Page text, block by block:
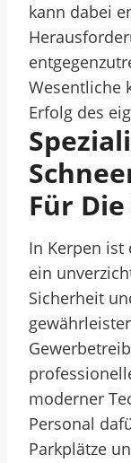
kann dabei
Wesentliche
Erfolg des
Für
In Kerpen ist
ein
Sicherheit
moderner
Personal
Parkplätze